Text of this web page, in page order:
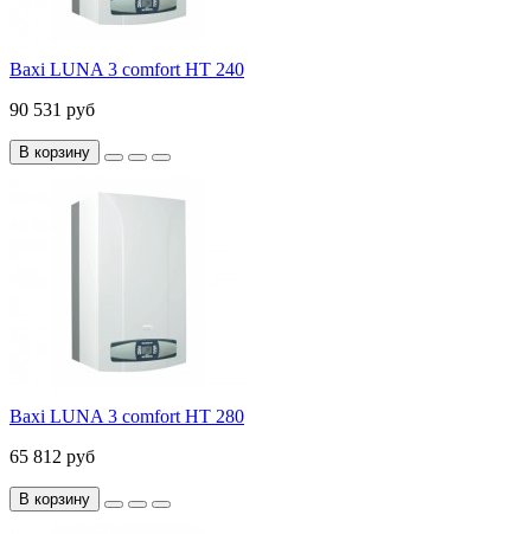
Baxi LUNA 3 comfort HT 240
90 531 руб
В корзину
Baxi LUNA 3 comfort HT 280
65 812 руб
В корзину